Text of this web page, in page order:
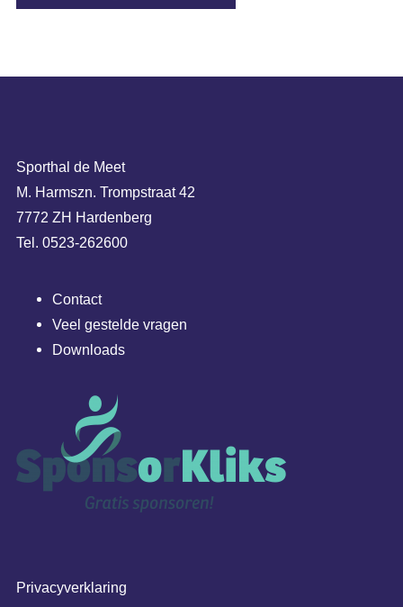
Sporthal de Meet
M. Harmszn. Trompstraat 42
7772 ZH Hardenberg
Tel. 0523-262600
Contact
Veel gestelde vragen
Downloads
Privacyverklaring